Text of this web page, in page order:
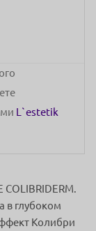
L`estetik
в глубоком
Колибри